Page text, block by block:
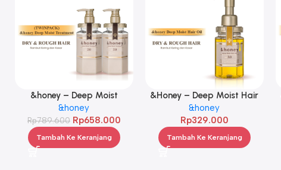
&honey – Deep Moist
Treatment 445 g Twinpack
&honey
Rp789.600 Rp658.000
Tambah Ke Keranjang
&Honey – Deep Moist Hair
Oil 3.0 100ml
&honey
Rp329.000
Tambah Ke Keranjang